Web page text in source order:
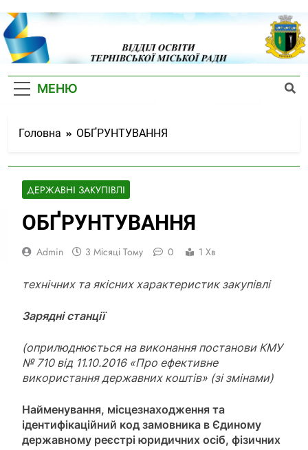
до
контенту
Відділ
Освіти
Ради
МЕНЮ
Головна ОБҐРУНТУВАННЯ
ДЕРЖАВНІ ЗАКУПІВЛІ
ОБҐРУНТУВАННЯ
Admin 3 Місяці Тому 0 1 Хв
технічних та якісних характеристик закупівлі
Зарядністанції
(оприлюднюється на виконання постанови КМУ
№ 710 від 11.10.2016 «Про ефективне
використання державних коштів» (зі змінами)
Найменування, місцезнаходження та
ідентифікаційний код замовника в Єдиному
державному реєстрі юридичних осіб, фізичних